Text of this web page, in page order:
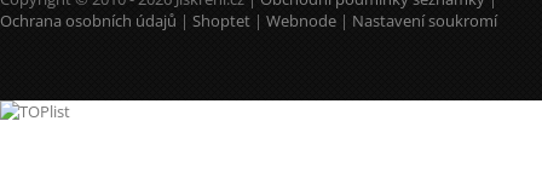
Ochrana osobních údajů | Shoptet | Webnode | Nastavení soukromí